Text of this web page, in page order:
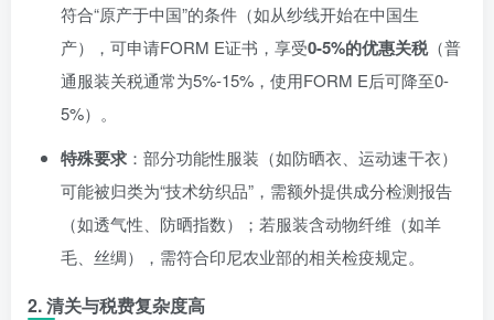
符合“原产于中国”的条件（如从纱线开始在中国生
产），可申请FORM E证书，享受0-5%的优惠关税（普
通服装关税通常为5%-15%，使用FORM E后可降至0-
5%）。
特殊要求 ：部分功能性服装（如防晒衣、运动速干衣）
可能被归类为“技术纺织品”，需额外提供成分检测报告
（如透气性、防晒指数）；若服装含动物纤维（如羊
毛、丝绸），需符合印尼农业部的相关检疫规定。
2. 清关与税费复杂度高